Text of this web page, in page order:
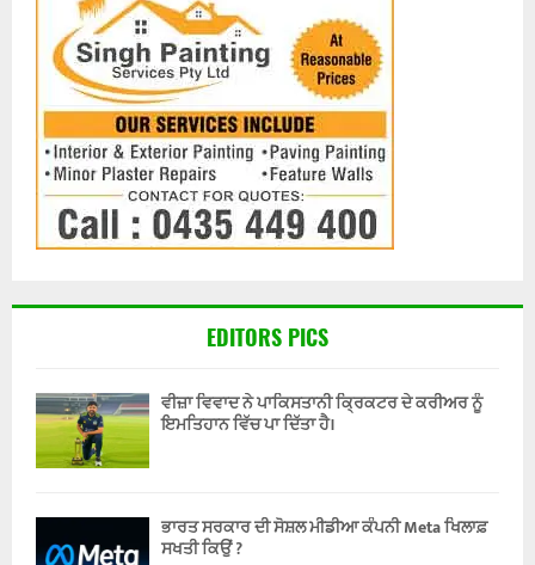
EDITORS PICS
ਵੀਜ਼ਾ ਵਿਵਾਦ ਨੇ ਪਾਕਿਸਤਾਨੀ ਕ੍ਰਿਕਟਰ ਦੇ ਕਰੀਅਰ ਨੂੰ
ਇਮਤਿਹਾਨ ਵਿੱਚ ਪਾ ਦਿੱਤਾ ਹੈ।
ਭਾਰਤ ਸਰਕਾਰ ਦੀ ਸੋਸ਼ਲ ਮੀਡੀਆ ਕੰਪਨੀ Meta ਖਿਲਾਫ਼
ਸਖਤੀ ਕਿਉਂ ?